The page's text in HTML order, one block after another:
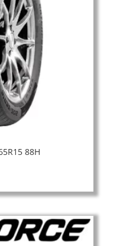
88H